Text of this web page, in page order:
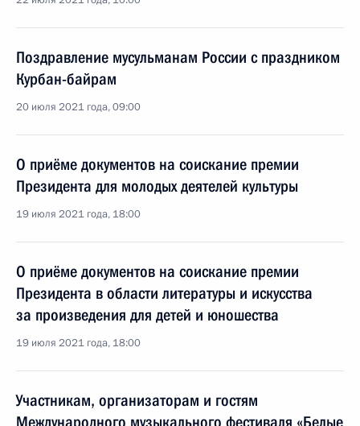
Поздравление мусульманам России с праздником
Курбан-байрам
20 июля 2021 года, 09:00
О приёме документов на соискание премии
Президента для молодых деятелей культуры
19 июля 2021 года, 18:00
О приёме документов на соискание премии
Президента в области литературы и искусства
за произведения для детей и юношества
19 июля 2021 года, 18:00
Участникам, организаторам и гостям
Международного музыкального фестиваля «Белые